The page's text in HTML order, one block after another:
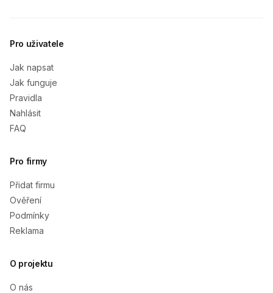
Pro uživatele
Jak napsat
Jak funguje
Pravidla
Nahlásit
FAQ
Pro firmy
Přidat firmu
Ověření
Podmínky
Reklama
O projektu
O nás